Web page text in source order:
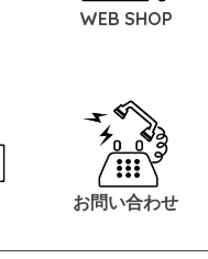
WEB SHOP
お問い合わせ